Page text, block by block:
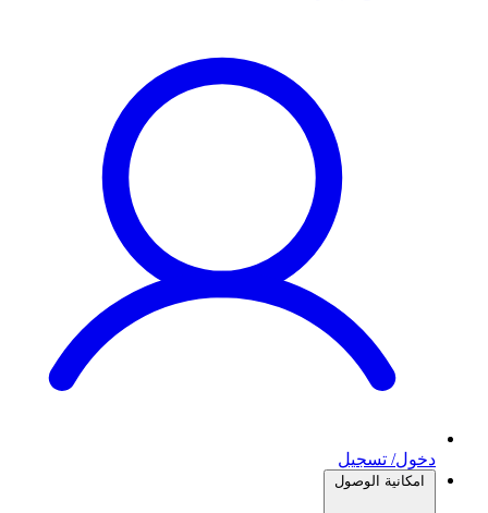
دخول/ تسجيل
امكانية الوصول